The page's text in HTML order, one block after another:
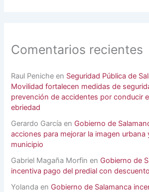
Comentarios recientes
Raul Peniche en Seguridad Pública de
Movilidad fortalecen medidas de
prevención de accidentes por conducir
ebriedad
Gerardo García en Gobierno de
acciones para mejorar la imagen urbana
municipio
Gabriel Magaña Morfin en Gobierno de
incentiva pago del predial con
Yolanda en Gobierno de Salamanca